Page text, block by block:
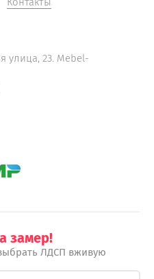
улица, 23. Mebel-
замер!
ЛДСП вживую